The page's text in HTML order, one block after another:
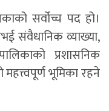
सर्वोच्च पद हो।
संवैधानिक व्याख्या,
प्रशासनिक
महत्त्वपूर्ण भूमिका रहने